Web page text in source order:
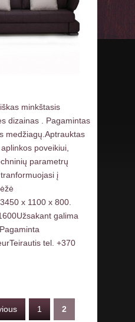
minkštasis
dizainas . Pagamintas
medžiagų.Aptrauktas
poveikiui,
parametrų
į
х 1100 х 800.
galima
tel. +370
1 2